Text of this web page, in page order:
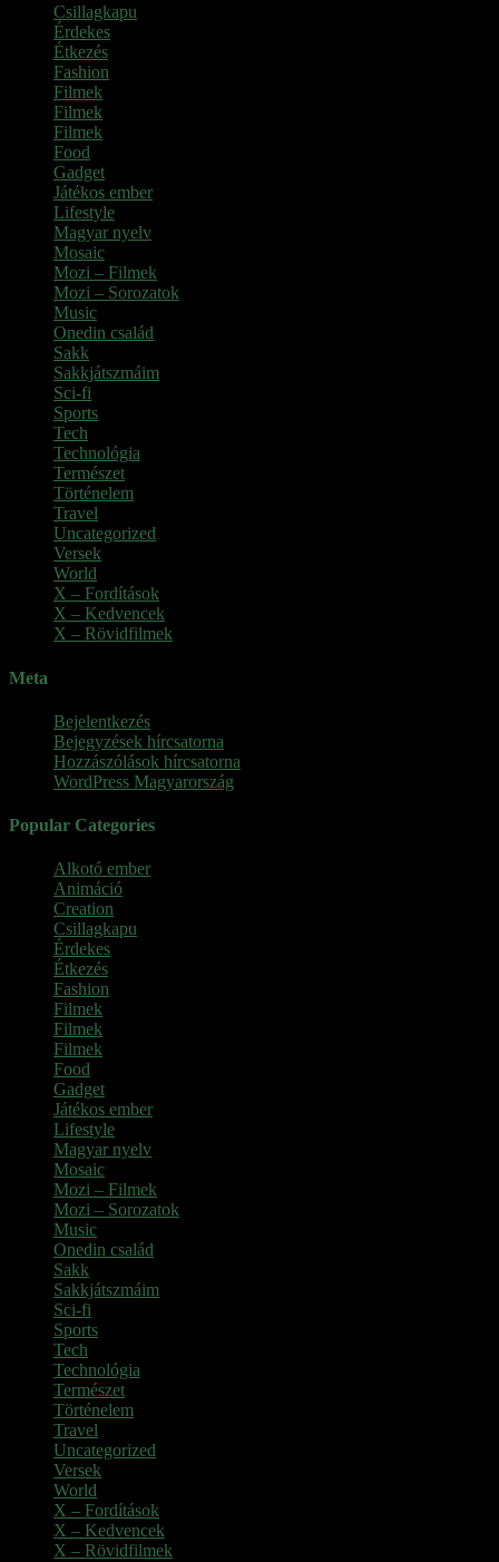
Csillagkapu
Érdekes
Étkezés
Fashion
Filmek
Filmek
Filmek
Food
Gadget
Játékos ember
Lifestyle
Magyar nyelv
Mosaic
Mozi – Filmek
Mozi – Sorozatok
Music
Onedin család
Sakk
Sakkjátszmáim
Sci-fi
Sports
Tech
Technológia
Természet
Történelem
Travel
Uncategorized
Versek
World
X – Fordítások
X – Kedvencek
X – Rövidfilmek
Meta
Bejelentkezés
Bejegyzések hírcsatorna
Hozzászólások hírcsatorna
WordPress Magyarország
Popular Categories
Alkotó ember
Animáció
Creation
Csillagkapu
Érdekes
Étkezés
Fashion
Filmek
Filmek
Filmek
Food
Gadget
Játékos ember
Lifestyle
Magyar nyelv
Mosaic
Mozi – Filmek
Mozi – Sorozatok
Music
Onedin család
Sakk
Sakkjátszmáim
Sci-fi
Sports
Tech
Technológia
Természet
Történelem
Travel
Uncategorized
Versek
World
X – Fordítások
X – Kedvencek
X – Rövidfilmek